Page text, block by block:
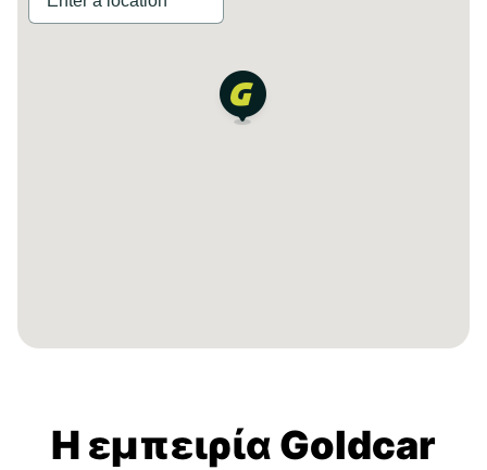
Η εμπειρία Goldcar